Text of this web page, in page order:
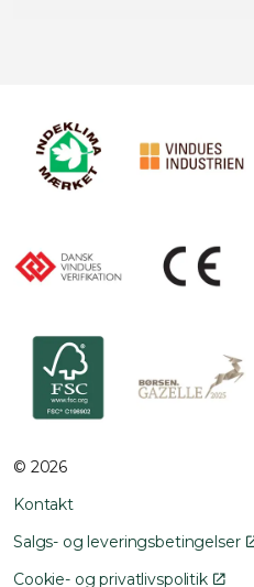
© 2026
Kontakt
Salgs- og leveringsbetingelser
Cookie- og privatlivspolitik